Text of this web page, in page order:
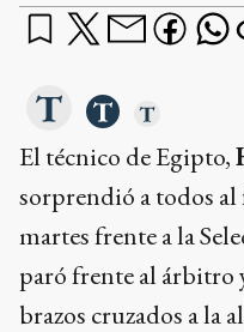
El técnico de Egipto,
sorprendió a todos
martes frente a la
paró frente al árbitro
brazos cruzados a la